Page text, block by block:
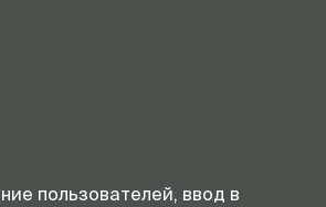
пользователей, ввод в